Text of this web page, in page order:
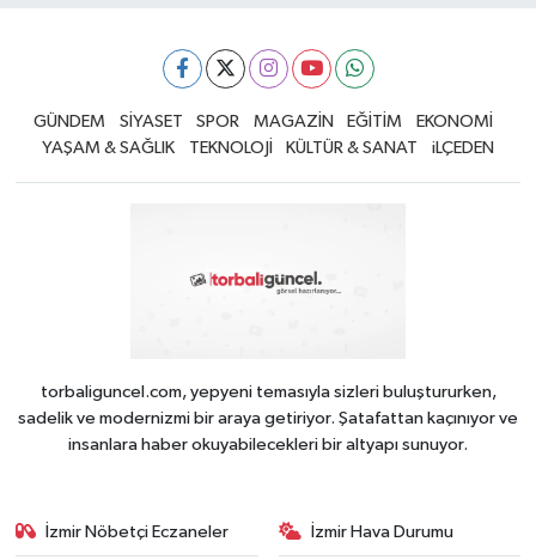
GÜNDEM SİYASET SPOR MAGAZİN EĞİTİM
EKONOMİ
YAŞAM & SAĞLIK
TEKNOLOJİ KÜLTÜR & SANAT iLÇEDEN
torbaliguncel.com, yepyeni temasıyla sizleri buluştururken,
sadelik ve modernizmi bir araya getiriyor. Şatafattan kaçınıyor ve
insanlara haber okuyabilecekleri bir altyapı sunuyor.
İzmir Nöbetçi Eczaneler İzmir Hava Durumu